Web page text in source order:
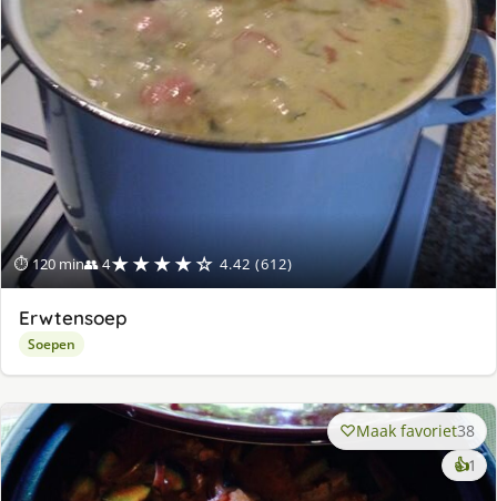
⏱ 120 min👥 4★★★★☆ 4.42 (612)
Erwtensoep
Soepen
Maak favoriet38
👍1